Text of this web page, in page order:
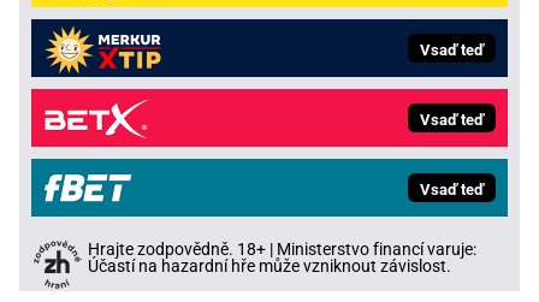
Vsaď teď
Vsaď teď
Vsaď teď
Hrajte zodpovědně. 18+ | Ministerstvo financí varuje:
Účastí na hazardní hře může vzniknout závislost.